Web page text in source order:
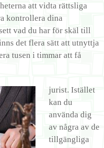
att vidta rättsliga
kontrollera dina
vad du har för skäl till
det flera sätt att utnyttja
tusen i timmar att få
jurist. Istället
kan du
använda dig
av några av de
tillgängliga